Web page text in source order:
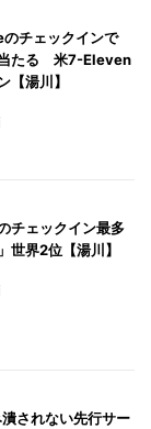
チェックインで
たる 米7-Eleven
【湯川】
チェックイン最多
世界2位【湯川】
されない先行サー